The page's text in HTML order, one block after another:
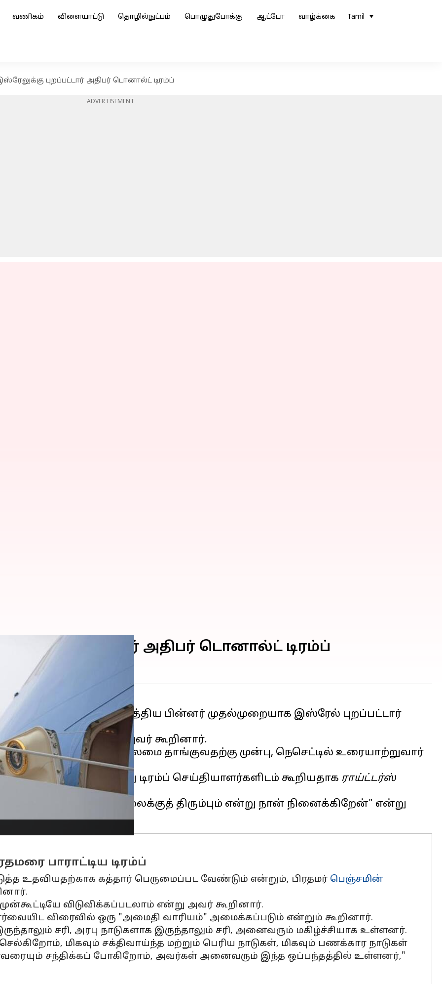
வணிகம் விளையாட்டு தொழில்நுட்பம் பொழுதுபோக்கு ஆட்டோ வாழ்க்கை Tamil
புறப்பட்டார் அதிபர் டொனால்ட் டிரம்ப்
ADVERTISEMENT
புறப்பட்டார் அதிபர் டொனால்ட் டிரம்ப்
நிறுத்தத்தை ஏற்படுத்திய பின்னர் முதல்முறையாக இஸ்ரேல் புறப்பட்டார்
முடிவுக்கு வந்ததாக அவர் கூறினார்.
இணைத் தலைமை தாங்குவதற்கு முன்பு, நெசெட்டில் உரையாற்றுவார்
என்று டிரம்ப் செய்தியாளர்களிடம் கூறியதாக ராய்ட்டர்ஸ்
​​"அது இயல்பு நிலைக்குத் திரும்பும் என்று நான் நினைக்கிறேன்" என்று
பாராட்டிய டிரம்ப்
உதவியதற்காக கத்தார் பெருமைப்பட வேண்டும் என்றும், பிரதமர் பெஞ்சமின்
விடுவிக்கப்படலாம் என்று அவர் கூறினார்.
விரைவில் ஒரு "அமைதி வாரியம்" அமைக்கப்படும் என்றும் கூறினார்.
சரி, அரபு நாடுகளாக இருந்தாலும் சரி, அனைவரும் மகிழ்ச்சியாக உள்ளனர்.
மிகவும் சக்திவாய்ந்த மற்றும் பெரிய நாடுகள், மிகவும் பணக்கார நாடுகள்
சந்திக்கப் போகிறோம், அவர்கள் அனைவரும் இந்த ஒப்பந்தத்தில் உள்ளனர்,"